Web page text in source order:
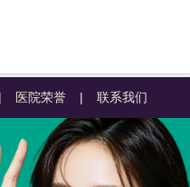
医院荣誉 | 联系我们